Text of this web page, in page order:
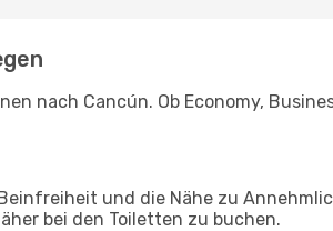
nach Cancún. Ob Economy,
und die Nähe zu
bei den Toiletten zu buchen.